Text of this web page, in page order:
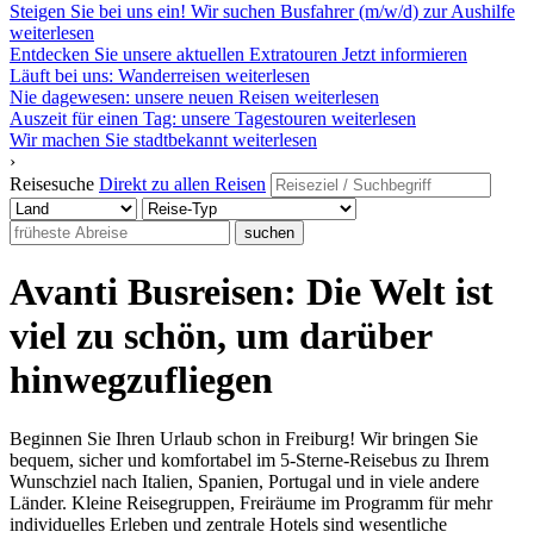
Steigen Sie bei uns ein! Wir suchen Busfahrer (m/w/d) zur Aushilfe
weiterlesen
Entdecken Sie unsere aktuellen Extratouren Jetzt informieren
Läuft bei uns: Wanderreisen weiterlesen
Nie dagewesen: unsere neuen Reisen weiterlesen
Auszeit für einen Tag: unsere Tagestouren weiterlesen
Wir machen Sie stadtbekannt weiterlesen
›
Reisesuche Direkt zu allen Reisen
suchen
Avanti Busreisen: Die Welt ist
viel zu schön, um darüber
hinwegzufliegen
Beginnen Sie Ihren Urlaub schon in Freiburg! Wir bringen Sie
bequem, sicher und komfortabel im 5-Sterne-Reisebus zu Ihrem
Wunschziel nach Italien, Spanien, Portugal und in viele andere
Länder. Kleine Reisegruppen, Freiräume im Programm für mehr
individuelles Erleben und zentrale Hotels sind wesentliche